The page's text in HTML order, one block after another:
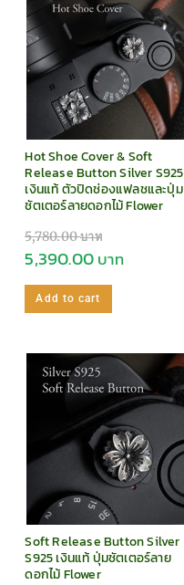
Hot Shoe Cover & Soft
Release Button Silver S925
เงินแท้ ตัวปิดช่องแฟลชและปุ่ม
ชัตเตอร์ลายดอกไม้ Flower
5,780.00
5,390.00
Add to cart
Soft Release Button Silver
S925 เงินแท้ ปุ่มชัตเตอร์ลาย
ดอกไม้ Flower